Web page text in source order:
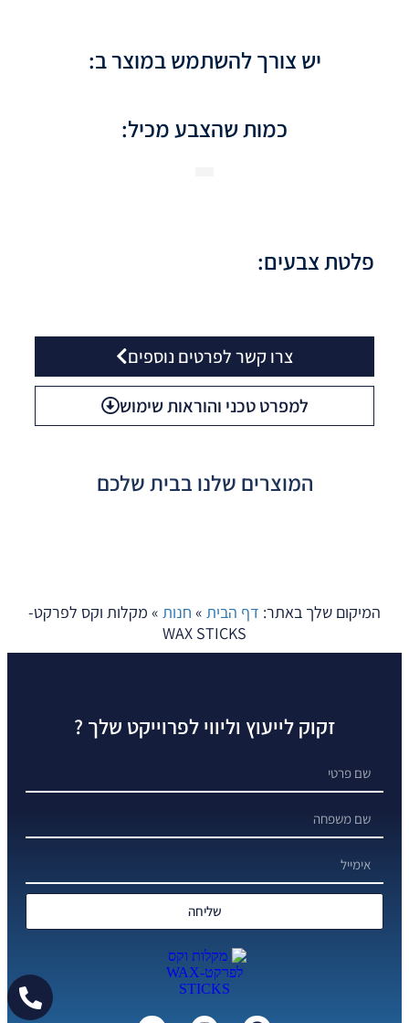
יש צורך להשתמש במוצר ב:
כמות שהצבע מכיל:
פלטת צבעים:
צרו קשר לפרטים נוספים
למפרט טכני והוראות שימוש
המוצרים שלנו בבית שלכם
המיקום שלך באתר: דף הבית » חנות » מקלות וקס לפרקט-
WAX STICKS
זקוק לייעוץ וליווי לפרוייקט שלך ?
שליחה